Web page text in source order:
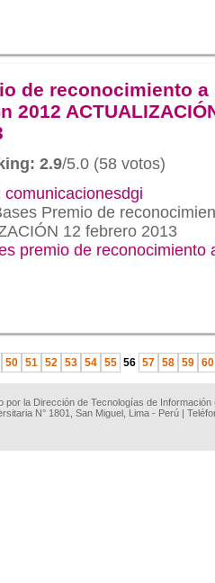
de reconocimiento a
2012
2.9/5.0 (58 votos)
comunicacionesdgi
Premio de
12 febrero 2013
premio de reconocimiento
50 51 52 53 54 55 56 57 58 59 60
por la Dirección de Tecnologías de
N° 1801, San Miguel, Lima - Perú |